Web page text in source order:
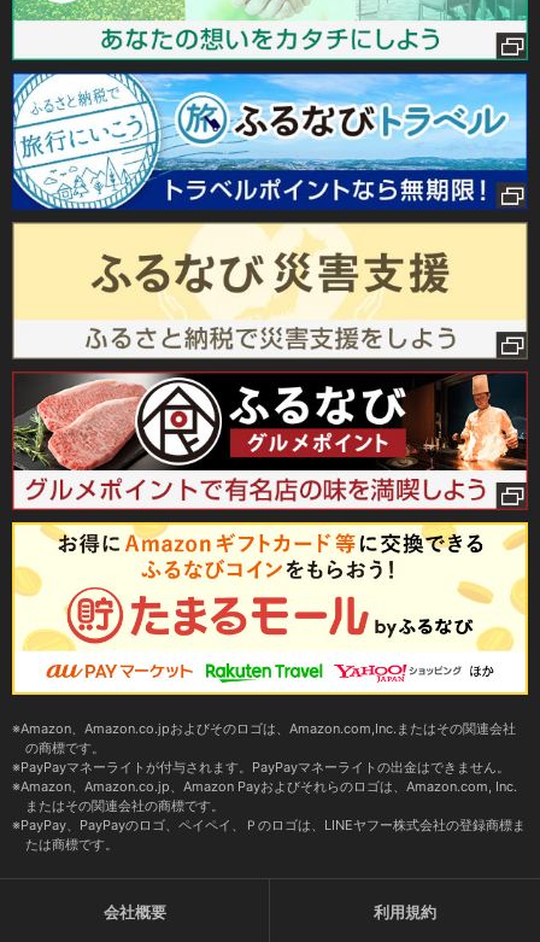
Amazon、Amazon.co.jpおよびそのロゴは、Amazon.com,Inc.またはその関連会社
の商標です。
PayPayマネーライトが付与されます。PayPayマネーライトの出金はできません。
Amazon、Amazon.co.jp、Amazon Payおよびそれらのロゴは、Amazon.com, Inc.
またはその関連会社の商標です。
PayPay、PayPayのロゴ、ペイペイ、Ｐのロゴは、LINEヤフー株式会社の登録商標ま
たは商標です。
会社概要 利用規約